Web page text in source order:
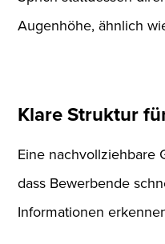
Augenhöhe, ähnlich
Klare Struktur
Eine nachvollziehbare
dass Bewerbende
Informationen